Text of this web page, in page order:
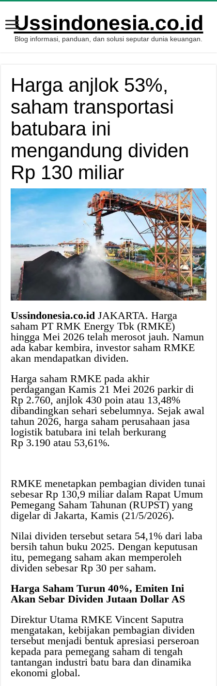
Ussindonesia.co.id
Blog informasi, panduan, dan solusi seputar dunia keuangan.
Harga anjlok 53%,
saham transportasi
batubara ini
mengandung dividen
Rp 130 miliar
Ussindonesia.co.idJAKARTA. Harga
saham PT RMK Energy Tbk (RMKE)
hingga Mei 2026 telah merosot jauh. Namun
ada kabar kembira, investor saham RMKE
akan mendapatkan dividen.
Harga saham RMKE pada akhir
perdagangan Kamis 21 Mei 2026 parkir di
Rp 2.760, anjlok 430 poin atau 13,48%
dibandingkan sehari sebelumnya. Sejak awal
tahun 2026, harga saham perusahaan jasa
logistik batubara ini telah berkurang
Rp 3.190 atau 53,61%.
RMKE menetapkan pembagian dividen tunai
sebesar Rp 130,9 miliar dalam Rapat Umum
Pemegang Saham Tahunan (RUPST) yang
digelar di Jakarta, Kamis (21/5/2026).
Nilai dividen tersebut setara 54,1% dari laba
bersih tahun buku 2025. Dengan keputusan
itu, pemegang saham akan memperoleh
dividen sebesar Rp 30 per saham.
Harga Saham Turun 40%, Emiten Ini
Akan Sebar Dividen Jutaan Dollar AS
Direktur Utama RMKE Vincent Saputra
mengatakan, kebijakan pembagian dividen
tersebut menjadi bentuk apresiasi perseroan
kepada para pemegang saham di tengah
tantangan industri batu bara dan dinamika
ekonomi global.